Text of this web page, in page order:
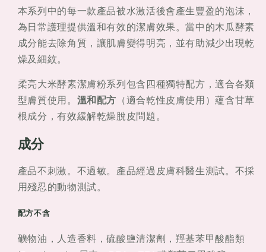
本系列中的每一款產品被水激活後會產生豐盈的泡沫，
為日常護理提供溫和有效的潔膚效果。當中的木瓜酵素
成分能去除角質，讓肌膚變得明亮，並有助減少出現乾
燥及細紋。
柔亮大米酵素潔膚粉系列包含四種獨特配方，適合各類
型膚質使用。 溫和配方 （適合乾性皮膚使用）蘊含甘草
根成分，有效緩解乾燥脫皮問題。
成分
產品不刺激。不過敏。產品經過皮膚科醫生測試。不採
用殘忍的動物測試。
配方不含
礦物油，人造香料，硫酸鹽清潔劑，羥基苯甲酸酯類